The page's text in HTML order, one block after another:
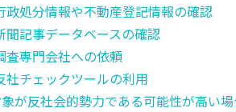
政処分情報や不動産登記情報の確認
聞記事データベースの確認
査専門会社への依頼
社チェックツールの利用
が反社会的勢力である可能性が高い